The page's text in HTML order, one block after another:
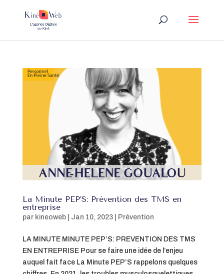
La Minute PEP’S: Prévention des TMS en
entreprise
par kineoweb| Jan 10, 2023| Prévention
LA MINUTE MINUTE PEP’S: PREVENTION DES TMS
EN ENTREPRISE Pour se faire une idée de l’enjeu
auquel fait face La Minute PEP’S rappelons quelques